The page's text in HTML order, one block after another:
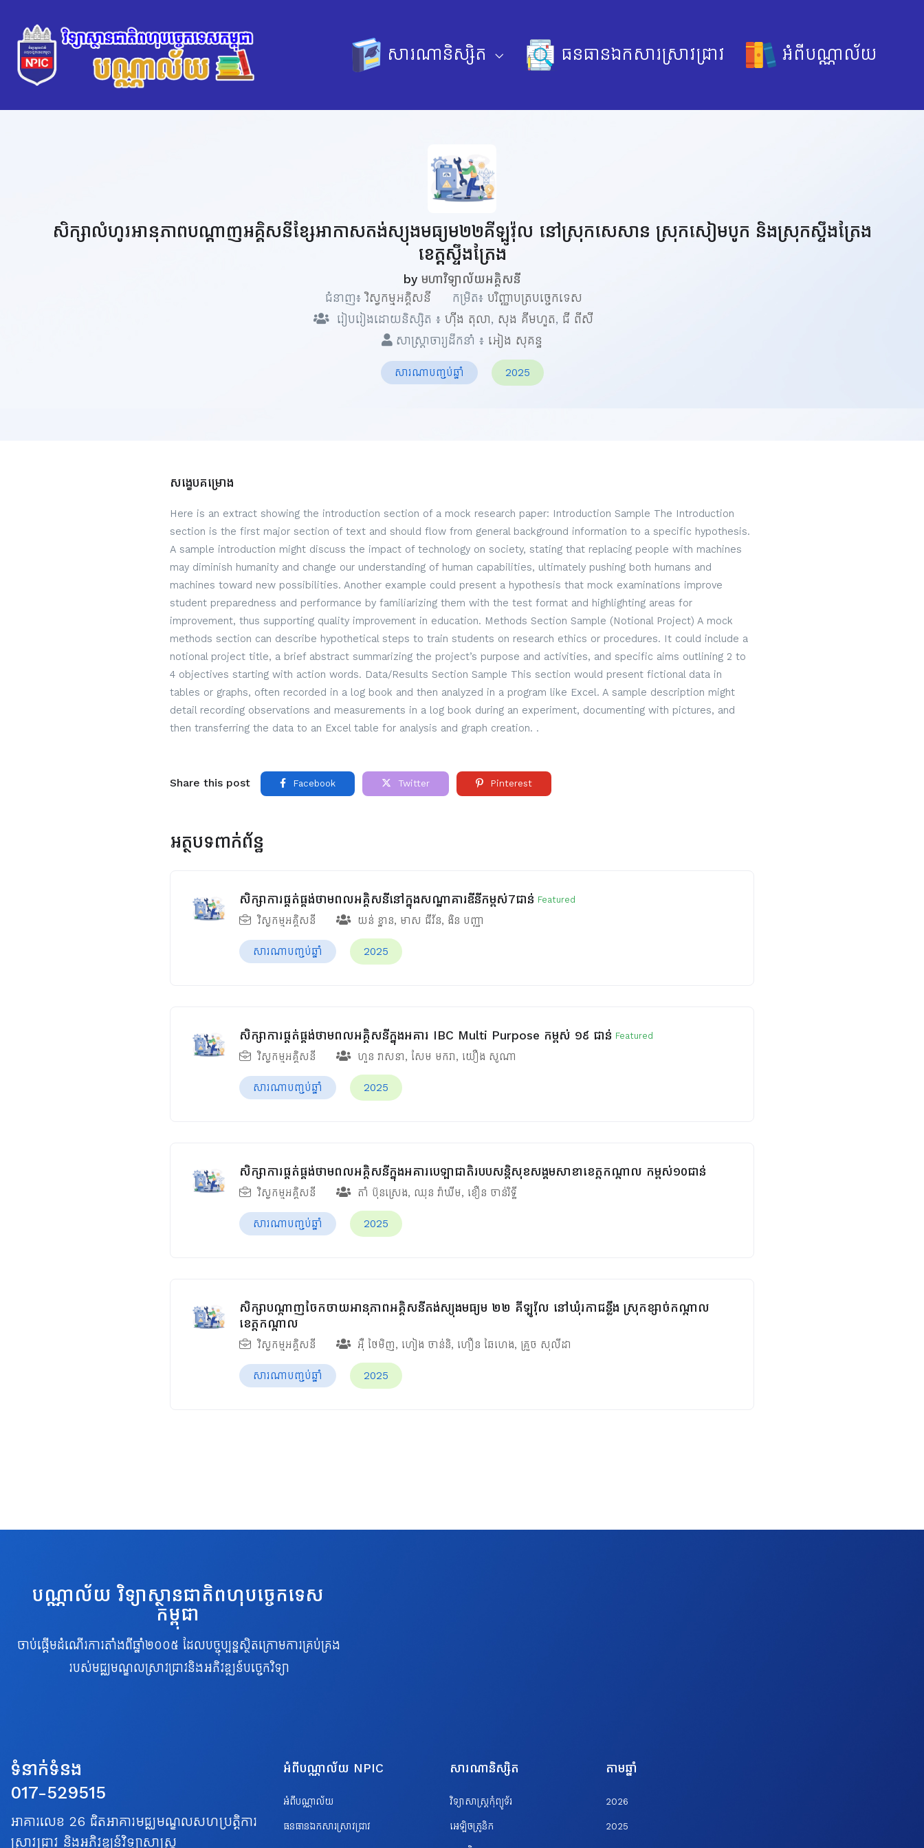
សារណានិស្សិត ធនធានឯកសារស្រាវជ្រាវ អំពីបណ្ណាល័យ
សិក្សាលំហូរអានុភាពបណ្តាញអគ្គិសនីខ្សែអាកាសតង់ស្យុងមធ្យម២២គីឡូវ៉ុល នៅស្រុកសេសាន ស្រុកសៀមបូក និងស្រុកស្ទឹងត្រែង
ខេត្តស្ទឹងត្រែង
by មហាវិទ្យាល័យអគ្គិសនី
ជំនាញ៖វិស្វកម្មអគ្គិសនី កម្រិត៖ បរិញ្ញាបត្របច្ចេកទេស
រៀបរៀងដោយនិស្សិត ៖ ហ៊ីង តុលា, សុង គីមហួត, ជី ពីសី
សាស្ត្រាចារ្យដឹកនាំ ៖ អៀង សុគន្ធ
សារណាបញ្ចប់ឆ្នាំ 2025
សង្ខេបគម្រោង
Here is an extract showing the introduction section of a mock research paper: Introduction Sample The Introduction
section is the first major section of text and should flow from general background information to a specific hypothesis.
A sample introduction might discuss the impact of technology on society, stating that replacing people with machines
may diminish humanity and change our understanding of human capabilities, ultimately pushing both humans and
machines toward new possibilities. Another example could present a hypothesis that mock examinations improve
student preparedness and performance by familiarizing them with the test format and highlighting areas for
improvement, thus supporting quality improvement in education. Methods Section Sample (Notional Project) A mock
methods section can describe hypothetical steps to train students on research ethics or procedures. It could include a
notional project title, a brief abstract summarizing the project’s purpose and activities, and specific aims outlining 2 to
4 objectives starting with action words. Data/Results Section Sample This section would present fictional data in
tables or graphs, often recorded in a log book and then analyzed in a program like Excel. A sample description might
detail recording observations and measurements in a log book during an experiment, documenting with pictures, and
then transferring the data to an Excel table for analysis and graph creation. .
Share this post Facebook Twitter Pinterest
អត្ថបទពាក់ព័ន្ធ
សិក្សាការផ្គត់ផ្គង់ថាមពលអគ្គិសនីនៅក្នុងសណ្ឋាគារឌីនីកម្ពស់7ជាន់ Featured
វិស្វកម្មអគ្គិសនី យន់ ខ្នាន, មាស ជីវ័ន, ងិន បញ្ញា
សារណាបញ្ចប់ឆ្នាំ 2025
សិក្សាការផ្គត់ផ្គង់ថាមពលអគ្គិសនីក្នុងអគារ IBC Multi Purpose កម្ពស់ ១៩ ជាន់ Featured
វិស្វកម្មអគ្គិសនី ហួន​ វាសនា, សែម មករា, យឿង សូណា
សារណាបញ្ចប់ឆ្នាំ 2025
សិក្សាការផ្គត់ផ្គង់ថាមពលអគ្គិសនីក្នុងអគារបេឡាជាតិរបបសន្តិសុខ​សង្គមសាខាខេត្តកណ្តាល កម្ពស់១០ជាន់
វិស្វកម្មអគ្គិសនី តាំ ប៊ុនស្រេង, ឈុន វ៉ាឃីម​, ខឿន ចាន់រិទ្ធី​
សារណាបញ្ចប់ឆ្នាំ 2025
សិក្សាបណ្តាញចែកចាយអានុភាពអគ្គិសនីតង់ស្យុងមធ្យម ២២ គីឡូវ៉ុល នៅឃុំរកាជន្លឹង ស្រុកខ្សាច់កណ្ដាល
ខេត្តកណ្ដាល
វិស្វកម្មអគ្គិសនី អ៊ឺ ថៃមិញ, ហៀង ចាន់និ, ហឿន ឆៃហេង, គ្រួច សុលីដា
សារណាបញ្ចប់ឆ្នាំ 2025
បណ្ណាល័យ វិទ្យាស្ថានជាតិពហុបច្ចេកទេស
កម្ពុជា
ចាប់ផ្តើមដំណើរការតាំងពីឆ្នាំ២០០៥ ដែលបច្ចុប្បន្នស្ថិតក្រោមការគ្រប់គ្រង
របស់មជ្ឈមណ្ឌលស្រាវជ្រាវនិងអភិវឌ្ឍន៍បច្ចេកវិទ្យា
ទំនាក់ទំនង
017-529515
អាគារលេខ 26 ជិតអាគារមជ្ឈមណ្ឌលសហប្រត្តិការ
ស្រាវជ្រាវ និងអភិវឌ្ឍន៍វិទ្យាសាស្ត្រ
អំពីបណ្ណាល័យ NPIC
អំពីបណ្ណាល័យ
ធនធានឯកសារស្រាវជ្រាវ
សារណានិស្សិត
វិទ្យាសាស្ត្រកុំព្យូទ័រ
អេឡិចត្រូនិក
តាមឆ្នាំ
2026
2025